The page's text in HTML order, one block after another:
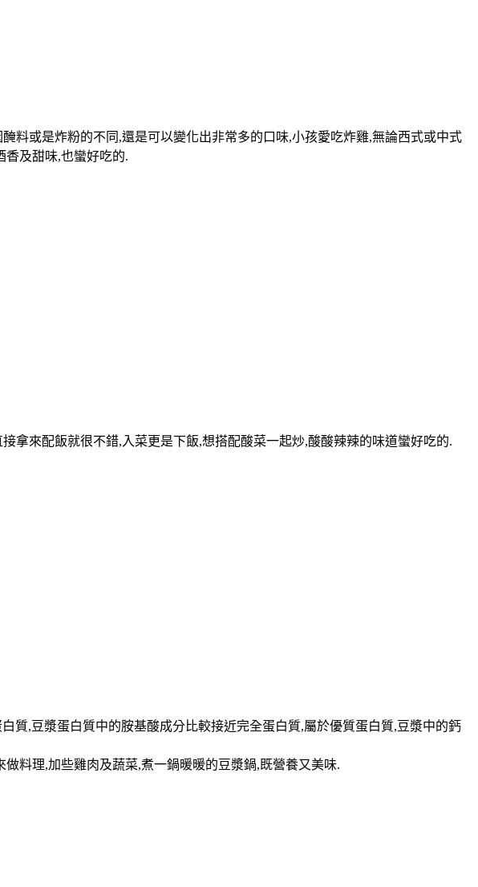
料或是炸粉的不同,還是可以變化出非常多的口味,小孩愛吃炸雞,無論西式或中式
香及甜味,也蠻好吃的.
拿來配飯就很不錯,入菜更是下飯,想搭配酸菜一起炒,酸酸辣辣的味道蠻好吃的.
質,豆漿蛋白質中的胺基酸成分比較接近完全蛋白質,屬於優質蛋白質,豆漿中的鈣
料理,加些雞肉及蔬菜,煮一鍋暖暖的豆漿鍋,既營養又美味.